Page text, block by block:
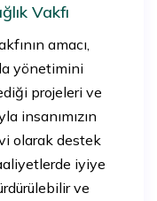
Vakfı
amacı,
yönetimini
projeleri ve
insanımızın
olarak destek
iyiye
ve